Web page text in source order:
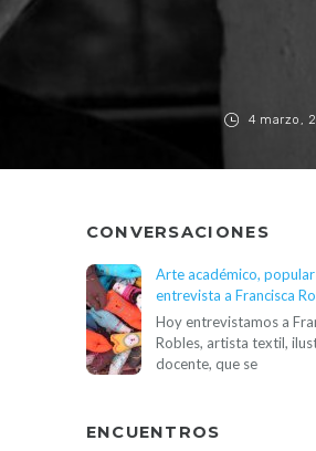
4 marzo,
CONVERSACIONES
Arte académico,
entrevista a Francisca
Hoy entrevistamos a
Robles, artista textil,
docente, que se
ENCUENTROS